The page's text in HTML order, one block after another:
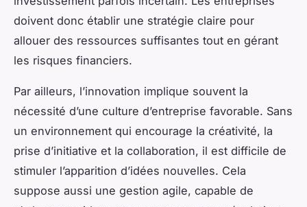
doivent donc établir une stratégie claire pour
allouer des ressources suffisantes tout en gérant
les risques financiers.
Par ailleurs, l’innovation implique souvent la
nécessité d’une culture d’entreprise favorable. Sans
un environnement qui encourage la créativité, la
prise d’initiative et la collaboration, il est difficile de
stimuler l’apparition d’idées nouvelles. Cela
suppose aussi une gestion agile, capable de